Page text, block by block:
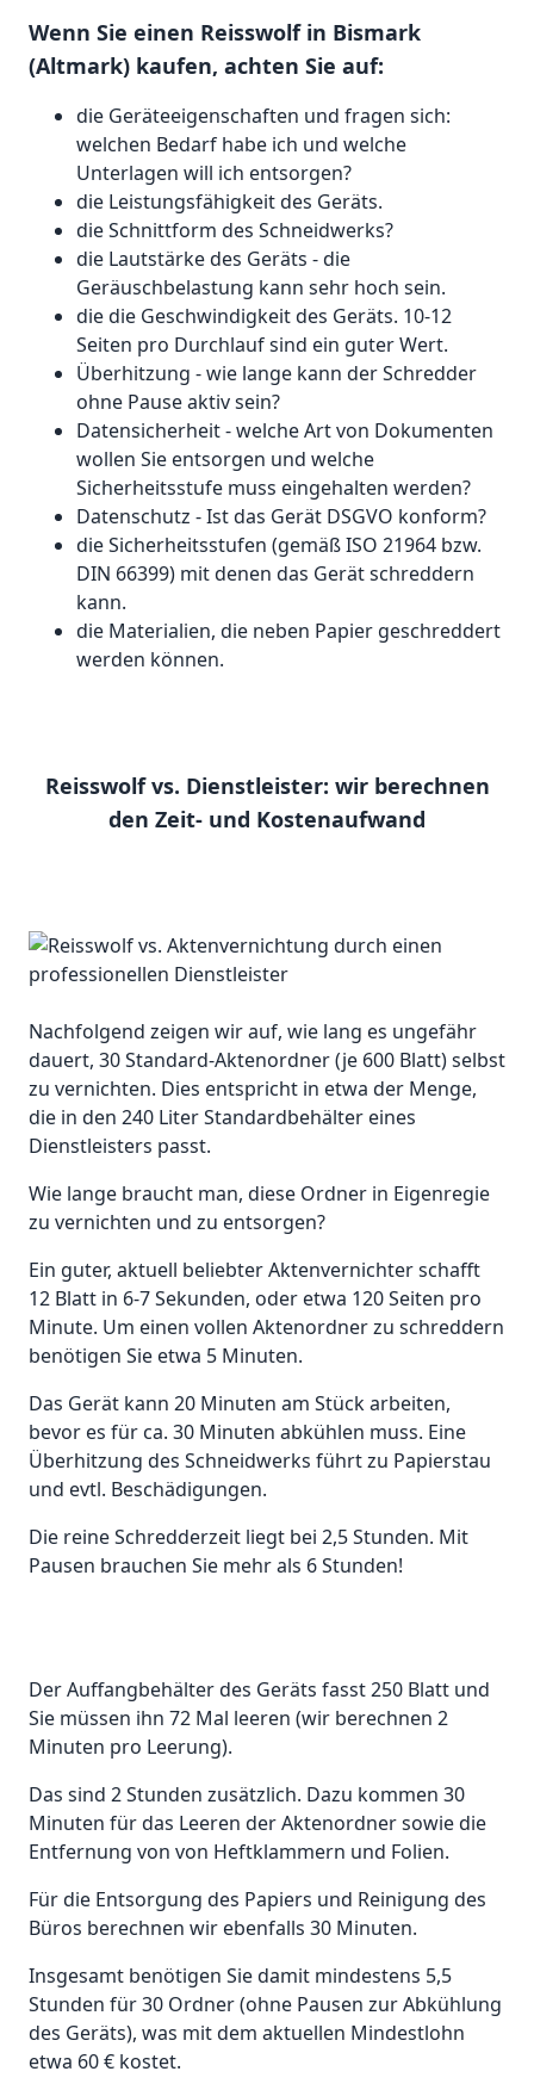
Wenn Sie einen Reisswolf in Bismark
(Altmark) kaufen, achten Sie auf:
die Geräteeigenschaften und fragen sich:
welchen Bedarf habe ich und welche
Unterlagen will ich entsorgen?
die Leistungsfähigkeit des Geräts.
die Schnittform des Schneidwerks?
die Lautstärke des Geräts - die
Geräuschbelastung kann sehr hoch sein.
die die Geschwindigkeit des Geräts. 10-12
Seiten pro Durchlauf sind ein guter Wert.
Überhitzung - wie lange kann der Schredder
ohne Pause aktiv sein?
Datensicherheit - welche Art von Dokumenten
wollen Sie entsorgen und welche
Sicherheitsstufe muss eingehalten werden?
Datenschutz - Ist das Gerät DSGVO konform?
die Sicherheitsstufen (gemäß ISO 21964 bzw.
DIN 66399) mit denen das Gerät schreddern
kann.
die Materialien, die neben Papier geschreddert
werden können.
Reisswolf vs. Dienstleister: wir berechnen
den Zeit- und Kostenaufwand
Nachfolgend zeigen wir auf, wie lang es ungefähr
dauert, 30 Standard-Aktenordner (je 600 Blatt) selbst
zu vernichten. Dies entspricht in etwa der Menge,
die in den 240 Liter Standardbehälter eines
Dienstleisters passt.
Wie lange braucht man, diese Ordner in Eigenregie
zu vernichten und zu entsorgen?
Ein guter, aktuell beliebter Aktenvernichter schafft
12 Blatt in 6-7 Sekunden, oder etwa 120 Seiten pro
Minute. Um einen vollen Aktenordner zu schreddern
benötigen Sie etwa 5 Minuten.
Das Gerät kann 20 Minuten am Stück arbeiten,
bevor es für ca. 30 Minuten abkühlen muss. Eine
Überhitzung des Schneidwerks führt zu Papierstau
und evtl. Beschädigungen.
Die reine Schredderzeit liegt bei 2,5 Stunden. Mit
Pausen brauchen Sie mehr als 6 Stunden!
Der Auffangbehälter des Geräts fasst 250 Blatt und
Sie müssen ihn 72 Mal leeren (wir berechnen 2
Minuten pro Leerung).
Das sind 2 Stunden zusätzlich. Dazu kommen 30
Minuten für das Leeren der Aktenordner sowie die
Entfernung von von Heftklammern und Folien.
Für die Entsorgung des Papiers und Reinigung des
Büros berechnen wir ebenfalls 30 Minuten.
Insgesamt benötigen Sie damit mindestens 5,5
Stunden für 30 Ordner (ohne Pausen zur Abkühlung
des Geräts), was mit dem aktuellen Mindestlohn
etwa 60 € kostet.